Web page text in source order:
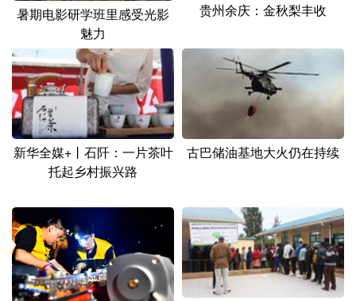
暑期电影研学班里感受光影
魅力
贵州余庆：金秋梨丰收
新华全媒+丨石阡：一片茶叶
托起乡村振兴路
古巴储油基地大火仍在持续